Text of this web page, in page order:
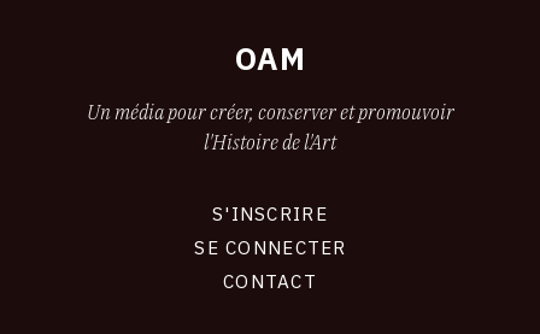
OAM
Un média pour créer, conserver et promouvoir
l'Histoire de l'Art
S'INSCRIRE
SE CONNECTER
CONTACT